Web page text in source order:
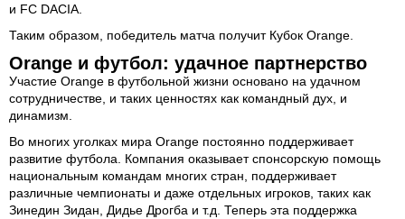
и FC DACIA.
Таким образом, победитель матча получит Кубок Orange.
Orange и футбол: удачное партнерство
Участие Orange в футбольной жизни основано на удачном
сотрудничестве, и таких ценностях как командный дух, и
динамизм.
Во многих уголках мира Orange постоянно поддерживает
развитие футбола. Компания оказывает спонсорскую помощь
национальным командам многих стран, поддерживает
различные чемпионаты и даже отдельных игроков, таких как
Зинедин Зидан, Дидье Дрогба и т.д. Теперь эта поддержка